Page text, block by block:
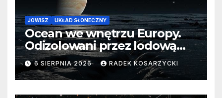
JOWISZ UKŁAD SŁONECZNY
Ocean we wnętrzu Europy.
Odizolowani przez lodową
barierę
6 SIERPNIA 2026 RADEK KOSARZYCKI